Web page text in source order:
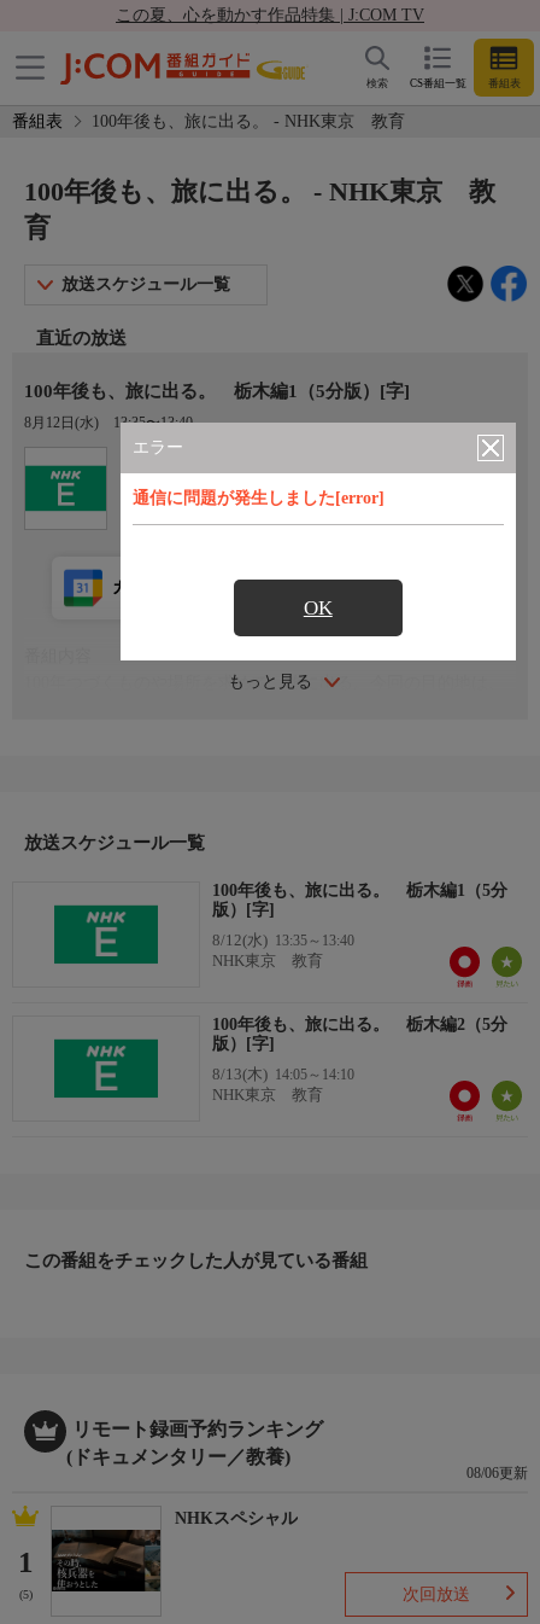
この夏、心を動かす作品特集 | J:COM TV
CS番組一覧 番組表
検索
番組表 100年後も、旅に出る。 - NHK東京 教育
エラー
通信に問題が発生しました[error]
OK
100年後も、旅に出る。 - NHK東京 教
育
放送スケジュール一覧
直近の放送
100年後も、旅に出る。 栃木編1（5分版）[字]
8月12日(水) 13:35〜13:40
もっと見る
カレンダー登録 アプリ視聴
100年つづくものや場所を求めて、旅に出る。今回の目的地は、
放送スケジュール一覧
100年後も、旅に出る。 栃木編1（5分
版）[字]
8/12(水) 13:35～13:40
NHK東京 教育
100年後も、旅に出る。 栃木編2（5分
版）[字]
8/13(木) 14:05～14:10
NHK東京 教育
この番組をチェックした人が見ている番組
リモート録画予約ランキング
(ドキュメンタリー／教養)
08/06更新
1
(5)
NHKスペシャル
次回放送